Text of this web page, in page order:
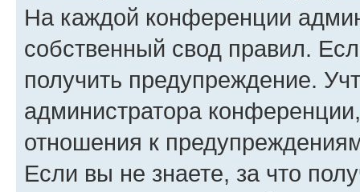
На каждой конференции
собственный свод правил.
получить предупреждение.
администратора
отношения к
Если вы не знаете, за что